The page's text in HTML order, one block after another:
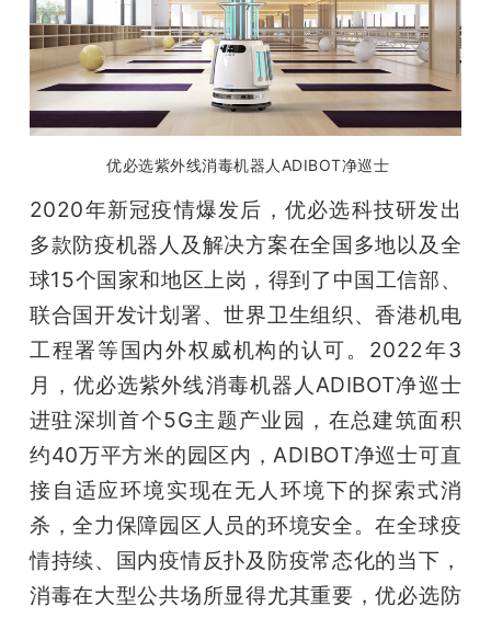
优必选紫外线消毒机器人ADIBOT净巡士
2020年新冠疫情爆发后，优必选科技研发出
多款防疫机器人及解决方案在全国多地以及全
球15个国家和地区上岗，得到了中国工信部、
联合国开发计划署、世界卫生组织、香港机电
工程署等国内外权威机构的认可。2022年3
月，优必选紫外线消毒机器人ADIBOT净巡士
进驻深圳首个5G主题产业园，在总建筑面积
约40万平方米的园区内，ADIBOT净巡士可直
接自适应环境实现在无人环境下的探索式消
杀，全力保障园区人员的环境安全。在全球疫
情持续、国内疫情反扑及防疫常态化的当下，
消毒在大型公共场所显得尤其重要，优必选防